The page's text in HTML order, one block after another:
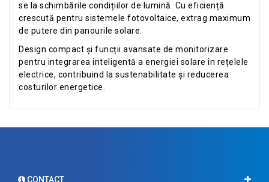
se la schimbările condițiilor de lumină. Cu eficiență
crescută pentru sistemele fotovoltaice, extrag maximum
de putere din panourile solare.
Design compact și funcții avansate de monitorizare
pentru integrarea inteligentă a energiei solare în rețelele
electrice, contribuind la sustenabilitate și reducerea
costurilor energetice.
CONTACT